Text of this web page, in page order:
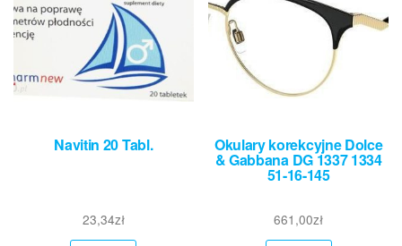
Navitin 20 Tabl.
23,34zł
Okulary korekcyjne Dolce
& Gabbana DG 1337 1334
51-16-145
661,00zł